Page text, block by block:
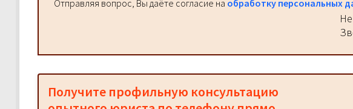
Отправляя вопрос, Вы даёте согласие на обработку персональных
Получите профильную консультацию